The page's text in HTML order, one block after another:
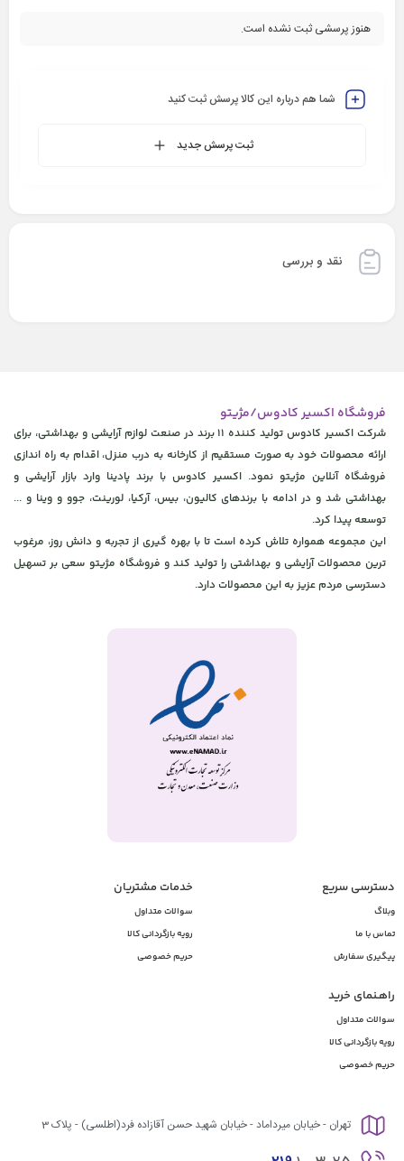
هنوز پرسشی ثبت نشده است.
شما هم درباره این کالا پرسش ثبت کنید
ثبت پرسش جدید
نقد و بررسی
فروشگاه اکسیر کادوس/مژیتو
شرکت اکسیر کادوس تولید کننده 11 برند در صنعت لوازم آرایشی و بهداشتی، برای
ارائه محصولات خود به صورت مستقیم از کارخانه به درب منزل، اقدام به راه اندازی
فروشگاه آنلاین مژیتو نمود. اکسیر کادوس با برند پادینا وارد بازار آرایشی و
بهداشتی شد و در ادامه با برندهای کالیون، بیس، آرکیا، لورینت، جوو و وینا و ...
توسعه پیدا کرد.
این مجموعه همواره تلاش کرده است تا با بهره گیری از تجربه و دانش روز، مرغوب
ترین محصولات آرایشی و بهداشتی را تولید کند و فروشگاه مژیتو سعی بر تسهیل
دسترسی مردم عزیز به این محصولات دارد.
دسترسی سریع
وبلاگ
تماس با ما
پیگیری سفارش
خدمات مشتریان
سوالات متداول
رویه بازگردانی کالا
حریم خصوصی
راهـنمای خرید
سوالات متداول
رویه بازگردانی کالا
حریم خصوصی
تهران - خیابان میرداماد - خیابان شهید حسن آقازاده فرد(اطلسی) - پلاک 3